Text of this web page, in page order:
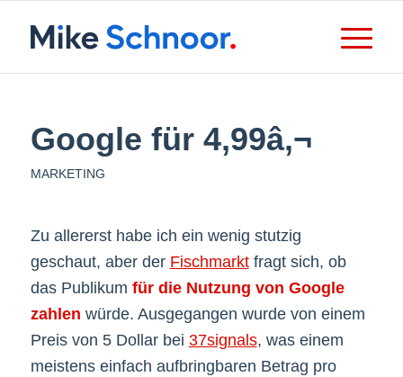
Google für 4,99â‚¬
MARKETING
Zu allererst habe ich ein wenig stutzig
geschaut, aber der Fischmarktfragt sich, ob
das Publikum für die Nutzung von Google
zahlen würde. Ausgegangen wurde von einem
Preis von 5 Dollar bei 37signals, was einem
meistens einfach aufbringbaren Betrag pro